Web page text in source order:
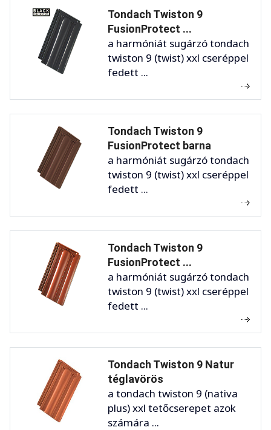
Tondach Twiston 9
FusionProtect ...
a harmóniát sugárzó tondach
twiston 9 (twist) xxl cseréppel
fedett ...
Tondach Twiston 9
FusionProtect barna
a harmóniát sugárzó tondach
twiston 9 (twist) xxl cseréppel
fedett ...
Tondach Twiston 9
FusionProtect ...
a harmóniát sugárzó tondach
twiston 9 (twist) xxl cseréppel
fedett ...
Tondach Twiston 9 Natur
téglavörös
a tondach twiston 9 (nativa
plus) xxl tetőcserepet azok
számára ...